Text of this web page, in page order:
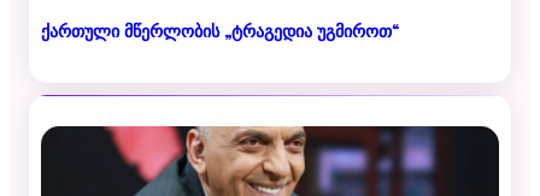
ქართული მწერლობის „ტრაგედია უგმიროთ“